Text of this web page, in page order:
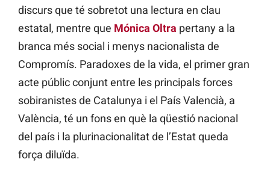
discurs que té sobretot una lectura en clau
estatal, mentre que Mónica Oltra pertany a la
branca més social i menys nacionalista de
Compromís. Paradoxes de la vida, el primer gran
acte públic conjunt entre les principals forces
sobiranistes de Catalunya i el País Valencià, a
València, té un fons en què la qüestió nacional
del país i la plurinacionalitat de l’Estat queda
força diluïda.